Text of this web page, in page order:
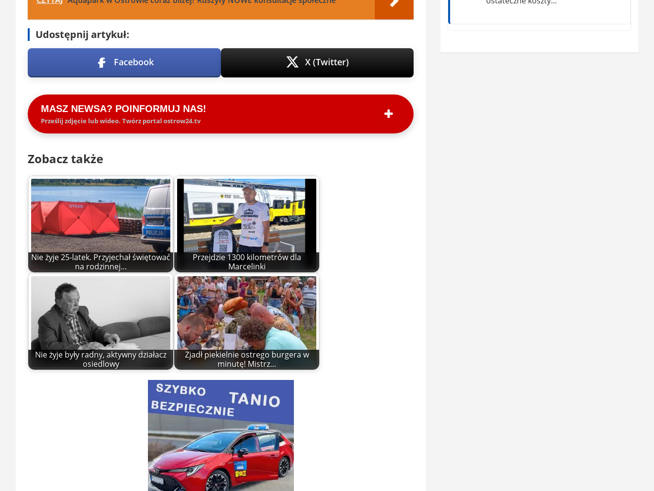
Udostępnij artykuł:
Facebook X (Twitter)
MASZ NEWSA? POINFORMUJ NAS!
Prześlij zdjęcie lub wideo. Twórz portal ostrow24.tv
Zobacz także
Nie żyje 25-latek. Przyjechał świętować
na rodzinnej…
Przejdzie 1300 kilometrów dla
Marcelinki
Nie żyje były radny, aktywny działacz
osiedlowy
Zjadł piekielnie ostrego burgera w
minutę! Mistrz…